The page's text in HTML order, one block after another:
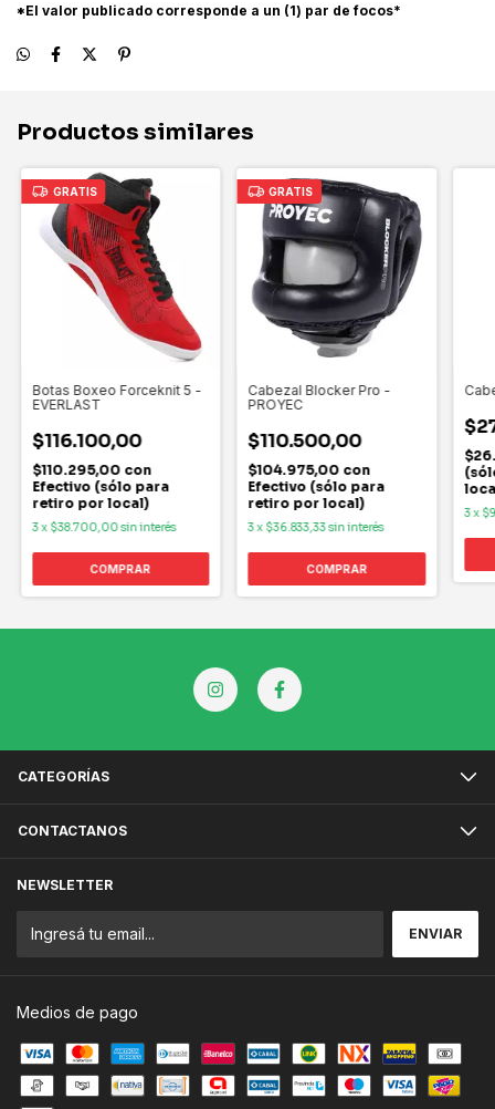
*El valor publicado corresponde a un (1) par de focos*
Productos similares
GRATIS
Botas Boxeo Forceknit 5 -
EVERLAST
$116.100,00
$110.295,00 con
Efectivo (sólo para
retiro por local)
3x $38.700,00sin interés
COMPRAR
GRATIS
Cabezal Blocker Pro -
PROYEC
$110.500,00
$104.975,00 con
Efectivo (sólo para
retiro por local)
3x $36.833,33sin interés
COMPRAR
3x
CATEGORÍAS
CONTACTANOS
NEWSLETTER
Medios de pago